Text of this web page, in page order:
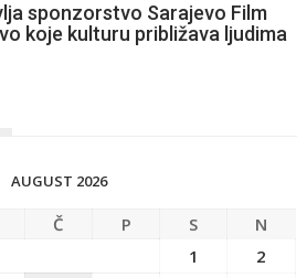
sponzorstvo Sarajevo Film
koje kulturu približava ljudima
AUGUST 2026
Č P S
N
1
2